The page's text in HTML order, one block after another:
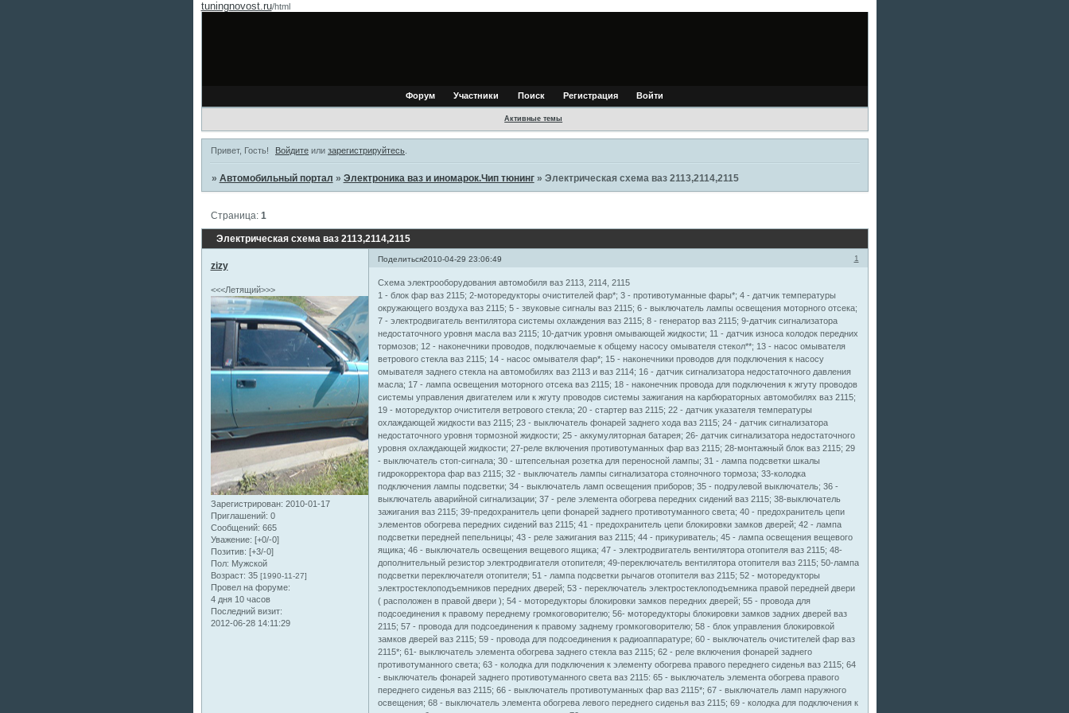
tuningnovost.ru/html
Форум Участники Поиск Регистрация Войти
Активные темы
Привет, Гость! Войдите или зарегистрируйтесь.
» Автомобильный портал » Электроника ваз и иномарок.Чип тюнинг » Электрическая схема ваз 2113,2114,2115
Электрическая схема ваз 2113,2114,2115
Страница: 1
Поделиться 1
2010-04-29 23:06:49
zizy
<<<Летящий>>>
Зарегистрирован: 2010-01-17
Приглашений: 0
Сообщений: 665
Уважение: [+0/-0]
Позитив: [+3/-0]
Пол: Мужской
Возраст: 35 [1990-11-27]
Провел на форуме:
4 дня 10 часов
Последний визит:
2012-06-28 14:11:29
Схема электрооборудования автомобиля ваз 2113, 2114, 2115
1 - блок фар ваз 2115; 2-моторедукторы очистителей фар*; 3 - противотуманные фары*; 4 - датчик температуры
окружающего воздуха ваз 2115; 5 - звуковые сигналы ваз 2115; 6 - выключатель лампы освещения моторного отсека;
7 - электродвигатель вентилятора системы охлаждения ваз 2115; 8 - генератор ваз 2115; 9-датчик сигнализатора
недостаточного уровня масла ваз 2115; 10-датчик уровня омывающей жидкости; 11 - датчик износа колодок передних
тормозов; 12 - наконечники проводов, подключаемые к общему насосу омывателя стекол**; 13 - насос омывателя
ветрового стекла ваз 2115; 14 - насос омывателя фар*; 15 - наконечники проводов для подключения к насосу
омывателя заднего стекла на автомобилях ваз 2113 и ваз 2114; 16 - датчик сигнализатора недостаточного давления
масла; 17 - лампа освещения моторного отсека ваз 2115; 18 - наконечник провода для подключения к жгуту проводов
системы управления двигателем или к жгуту проводов системы зажигания на карбюраторных автомобилях ваз 2115;
19 - моторедуктор очистителя ветрового стекла; 20 - стартер ваз 2115; 22 - датчик указателя температуры
охлаждающей жидкости ваз 2115; 23 - выключатель фонарей заднего хода ваз 2115; 24 - датчик сигнализатора
недостаточного уровня тормозной жидкости; 25 - аккумуляторная батарея; 26- датчик сигнализатора недостаточного
уровня охлаждающей жидкости; 27-реле включения противотуманных фар ваз 2115; 28-монтажный блок ваз 2115; 29
- выключатель стоп-сигнала; 30 - штепсельная розетка для переносной лампы; 31 - лампа подсветки шкалы
гидрокорректора фар ваз 2115; 32 - выключатель лампы сигнализатора стояночного тормоза; 33-колодка
подключения лампы подсветки; 34 - выключатель ламп освещения приборов; 35 - подрулевой выключатель; 36 -
выключатель аварийной сигнализации; 37 - реле элемента обогрева передних сидений ваз 2115; 38-выключатель
зажигания ваз 2115; 39-предохранитель цепи фонарей заднего противотуманного света; 40 - предохранитель цепи
элементов обогрева передних сидений ваз 2115; 41 - предохранитель цепи блокировки замков дверей; 42 - лампа
подсветки передней пепельницы; 43 - реле зажигания ваз 2115; 44 - прикуриватель; 45 - лампа освещения вещевого
ящика; 46 - выключатель освещения вещевого ящика; 47 - электродвигатель вентилятора отопителя ваз 2115; 48-
дополнительный резистор электродвигателя отопителя; 49-переключатель вентилятора отопителя ваз 2115; 50-лампа
подсветки переключателя отопителя; 51 - лампа подсветки рычагов отопителя ваз 2115; 52 - моторедукторы
электростеклоподъемников передних дверей; 53 - переключатель электростеклоподъемника правой передней двери
( расположен в правой двери ); 54 - моторедукторы блокировки замков передних дверей; 55 - провода для
подсоединения к правому переднему громкоговорителю; 56- моторедукторы блокировки замков задних дверей ваз
2115; 57 - провода для подсоединения к правому заднему громкоговорителю; 58 - блок управления блокировкой
замков дверей ваз 2115; 59 - провода для подсоединения к радиоаппаратуре; 60 - выключатель очистителей фар ваз
2115*; 61- выключатель элемента обогрева заднего стекла ваз 2115; 62 - реле включения фонарей заднего
противотуманного света; 63 - колодка для подключения к элементу обогрева правого переднего сиденья ваз 2115; 64
- выключатель фонарей заднего противотуманного света ваз 2115: 65 - выключатель элемента обогрева правого
переднего сиденья ваз 2115; 66 - выключатель противотуманных фар ваз 2115*; 67 - выключатель ламп наружного
освещения; 68 - выключатель элемента обогрева левого переднего сиденья ваз 2115; 69 - колодка для подключения к